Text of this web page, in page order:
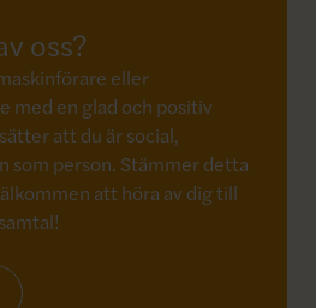
oss?
eller
med en glad och positiv
att du är social,
som person. Stämmer detta
att höra av dig till